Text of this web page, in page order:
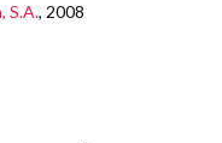
S.A., 2008